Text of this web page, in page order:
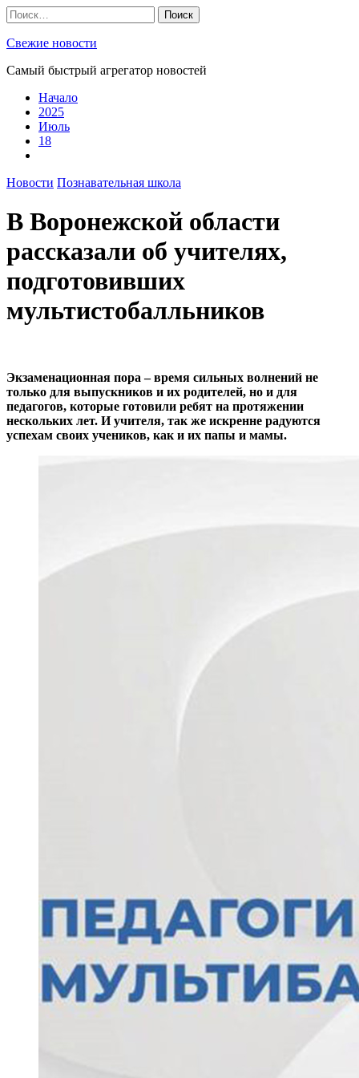
Skip
to
content
Найти:
Свежие новости
Самый быстрый агрегатор новостей
Начало
2025
Июль
18
Новости Познавательная школа
В Воронежской области
рассказали об учителях,
подготовивших
мультистобалльников
Экзаменационная пора – время сильных волнений не
только для выпускников и их родителей, но и для
педагогов, которые готовили ребят на протяжении
нескольких лет. И учителя, так же искренне радуются
успехам своих учеников, как и их папы и мамы.